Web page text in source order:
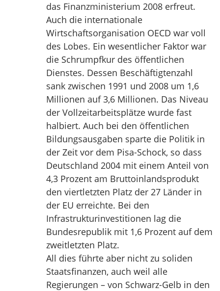
das Finanzministerium 2008 erfreut.
Auch die internationale
Wirtschaftsorganisation OECD war voll
des Lobes. Ein wesentlicher Faktor war
die Schrumpfkur des öffentlichen
Dienstes. Dessen Beschäftigtenzahl
sank zwischen 1991 und 2008 um 1,6
Millionen auf 3,6 Millionen. Das Niveau
der Vollzeitarbeitsplätze wurde fast
halbiert. Auch bei den öffentlichen
Bildungsausgaben sparte die Politik in
der Zeit vor dem Pisa-Schock, so dass
Deutschland 2004 mit einem Anteil von
4,3 Prozent am Bruttoinlandsprodukt
den viertletzten Platz der 27 Länder in
der EU erreichte. Bei den
Infrastrukturinvestitionen lag die
Bundesrepublik mit 1,6 Prozent auf dem
zweitletzten Platz.
All dies führte aber nicht zu soliden
Staatsfinanzen, auch weil alle
Regierungen – von Schwarz-Gelb in den